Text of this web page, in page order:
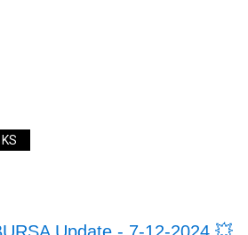
Update - 7-12-2024 💥